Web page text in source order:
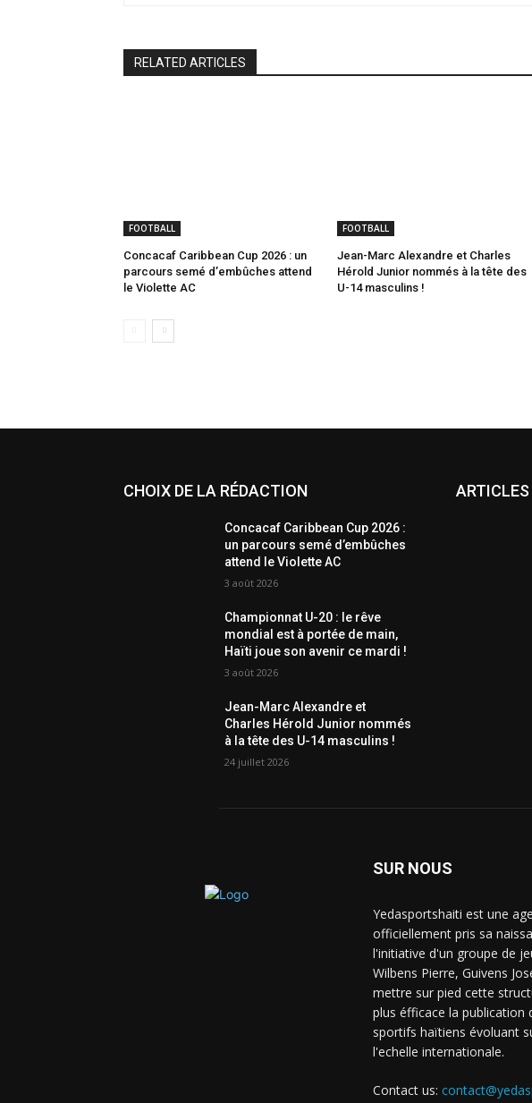
RELATED ARTICLES
FOOTBALL
Concacaf Caribbean Cup 2026 : un
parcours semé d’embûches attend
le Violette AC
FOOTBALL
Jean-Marc Alexandre et Charles
Hérold Junior nommés à la tête des
U-14 masculins !
CHOIX DE LA RÉDACTION
Concacaf Caribbean Cup 2026 :
un parcours semé d’embûches
attend le Violette AC
3 août 2026
Championnat U-20 : le rêve
mondial est à portée de main,
Haïti joue son avenir ce mardi !
3 août 2026
Jean-Marc Alexandre et
Charles Hérold Junior nommés
à la tête des U-14 masculins !
24 juillet 2026
SUR NOUS
Yedasportshaiti est une
officiellement pris sa
l'initiative d'un groupe de
Wilbens Pierre, Guivens
mettre sur pied cette
plus éfficace la
sportifs haïtiens évoluant
l'echelle internationale.
Contact us: